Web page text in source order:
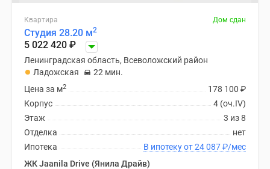
Квартира Дом сдан
Студия 28.20 м2
5 022 420 ₽
Ленинградская область, Всеволожский район
Ладожская
22 мин.
178 100 ₽
Цена за м2
4 (оч.IV)
Корпус
3 из 8
Этаж
нет
Отделка
В ипотеку от 24 087₽/мес
Ипотека
ЖК Jaanila Drive (Янила Драйв)